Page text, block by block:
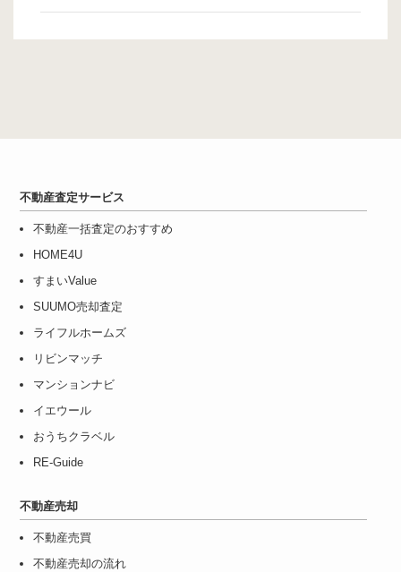
不動産査定サービス
不動産一括査定のおすすめ
HOME4U
すまいValue
SUUMO売却査定
ライフルホームズ
リビンマッチ
マンションナビ
イエウール
おうちクラベル
RE-Guide
不動産売却
不動産売買
不動産売却の流れ